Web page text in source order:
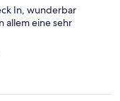
In, wunderbar
allem eine sehr